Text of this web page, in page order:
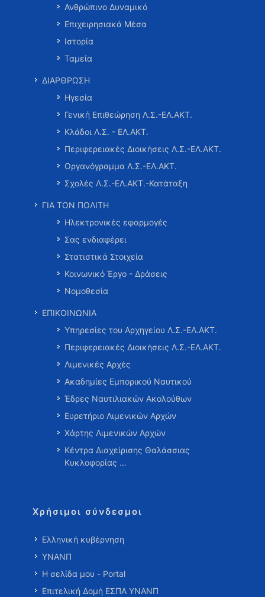
Ανθρώπινο Δυναμικό
Επιχειρησιακά Μέσα
Ιστορία
Ταμεία
ΔΙΑΡΘΡΩΣΗ
Ηγεσία
Γενική Επιθεώρηση Λ.Σ.-ΕΛ.ΑΚΤ.
Κλάδοι Λ.Σ. - ΕΛ.ΑΚΤ.
Περιφερειακές Διοικήσεις Λ.Σ.-ΕΛ.ΑΚΤ.
Οργανόγραμμα Λ.Σ.-ΕΛ.ΑΚΤ.
Σχολές Λ.Σ.-ΕΛ.ΑΚΤ.-Κατάταξη
ΓΙΑ ΤΟΝ ΠΟΛΙΤΗ
Ηλεκτρονικές εφαρμογές
Σας ενδιαφέρει
Στατιστικά Στοιχεία
Κοινωνικό Έργο - Δράσεις
Νομοθεσία
ΕΠΙΚΟΙΝΩΝΙΑ
Υπηρεσίες του Αρχηγείου Λ.Σ.-ΕΛ.ΑΚΤ.
Περιφερειακές Διοικήσεις Λ.Σ.-ΕΛ.ΑΚΤ.
Λιμενικές Αρχές
Ακαδημίες Εμπορικού Ναυτικού
Έδρες Ναυτιλιακών Ακολούθων
Ευρετήριο Λιμενικών Αρχών
Χάρτης Λιμενικών Αρχών
Κέντρα Διαχείρισης Θαλάσσιας
Κυκλοφορίας …
Χρήσιμοι σύνδεσμοι
Ελληνική κυβέρνηση
ΥΝΑΝΠ
Η σελίδα μου - Portal
Επιτελική Δομή ΕΣΠΑ ΥΝΑΝΠ